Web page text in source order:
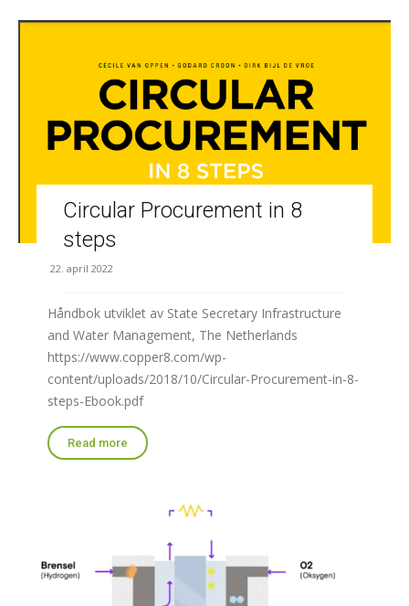
Circular Procurement in 8
steps
22. april 2022
Håndbok utviklet av State Secretary Infrastructure
and Water Management, The Netherlands
https://www.copper8.com/wp-
content/uploads/2018/10/Circular-Procurement-in-8-
steps-Ebook.pdf
Read more